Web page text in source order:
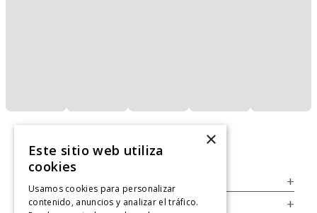
+
Legal +
×
Este sitio web utiliza
cookies
Usamos cookies para personalizar
contenido, anuncios y analizar el tráfico.